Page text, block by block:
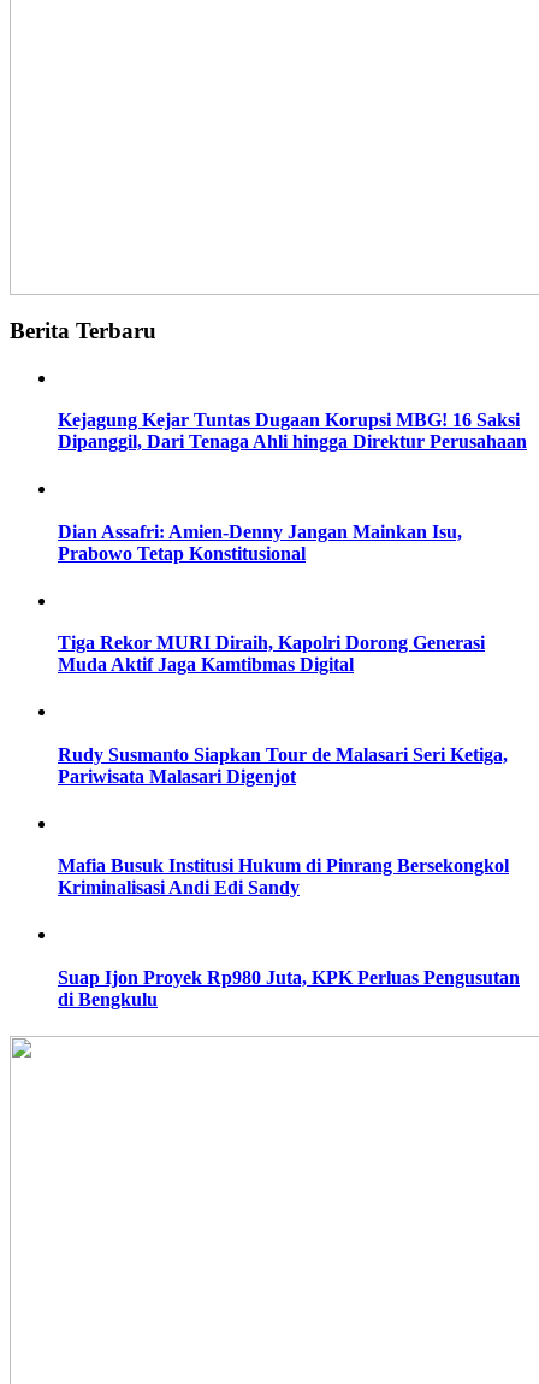
Berita Terbaru
Kejagung Kejar Tuntas Dugaan Korupsi MBG! 16 Saksi
Dipanggil, Dari Tenaga Ahli hingga Direktur Perusahaan
Dian Assafri: Amien-Denny Jangan Mainkan Isu,
Prabowo Tetap Konstitusional
Tiga Rekor MURI Diraih, Kapolri Dorong Generasi
Muda Aktif Jaga Kamtibmas Digital
Rudy Susmanto Siapkan Tour de Malasari Seri Ketiga,
Pariwisata Malasari Digenjot
Mafia Busuk Institusi Hukum di Pinrang Bersekongkol
Kriminalisasi Andi Edi Sandy
Suap Ijon Proyek Rp980 Juta, KPK Perluas Pengusutan
di Bengkulu